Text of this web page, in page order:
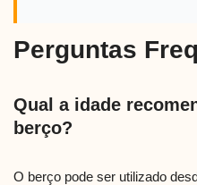
Perguntas
Qual a idade
berço?
O berço pode ser utilizado